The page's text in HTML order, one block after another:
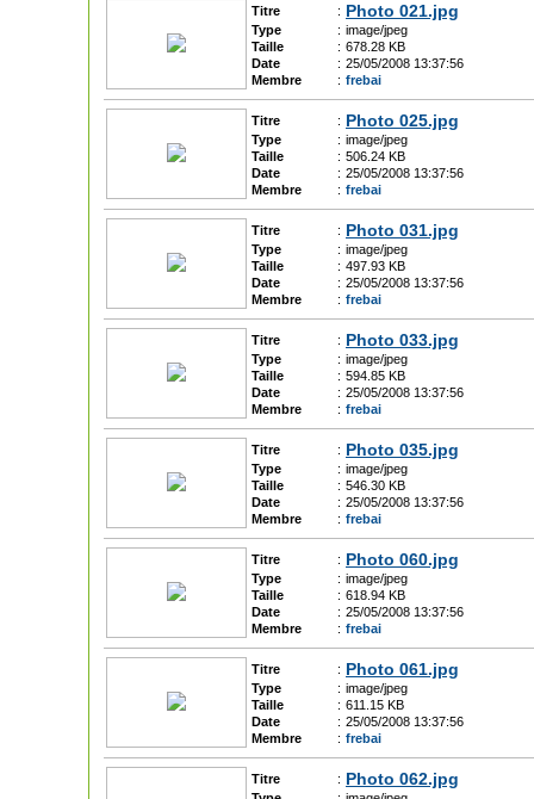
Titre : Photo 021.jpg
Type : image/jpeg
Taille
: 678.28 KB
Date
: 25/05/2008 13:37:56
Membre
: frebai
Titre : Photo 025.jpg
Type : image/jpeg
Taille
: 506.24 KB
Date
: 25/05/2008 13:37:56
Membre
: frebai
Titre : Photo 031.jpg
Type : image/jpeg
Taille
: 497.93 KB
Date
: 25/05/2008 13:37:56
Membre
: frebai
Titre : Photo 033.jpg
Type : image/jpeg
Taille
: 594.85 KB
Date
: 25/05/2008 13:37:56
Membre
: frebai
Titre : Photo 035.jpg
Type : image/jpeg
Taille
: 546.30 KB
Date
: 25/05/2008 13:37:56
Membre
: frebai
Titre : Photo 060.jpg
Type : image/jpeg
Taille
: 618.94 KB
Date
: 25/05/2008 13:37:56
Membre
: frebai
Titre : Photo 061.jpg
Type : image/jpeg
Taille
: 611.15 KB
Date
: 25/05/2008 13:37:56
Membre
: frebai
Titre : Photo 062.jpg